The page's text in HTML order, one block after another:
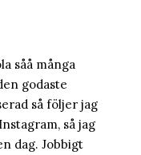
såå många
godaste
så följer jag
så jag
dag. Jobbigt